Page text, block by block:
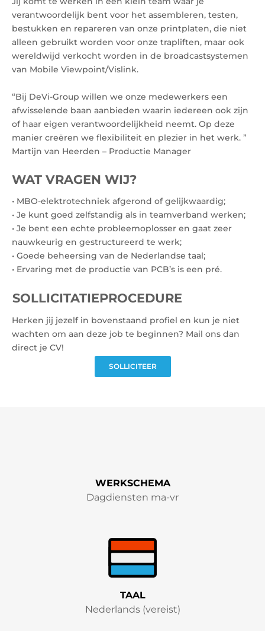
verantwoordelijk bent voor het assembleren, testen,
bestukken en repareren van onze printplaten, die niet
alleen gebruikt worden voor onze trapliften, maar ook
wereldwijd verkocht worden in de broadcastsystemen
van Mobile Viewpoint/Vislink.
“Bij DeVi-Group willen we onze medewerkers een
afwisselende baan aanbieden waarin iedereen ook zijn
of haar eigen verantwoordelijkheid neemt. Op deze
manier creëren we flexibiliteit en plezier in het werk. ”
Martijn van Heerden – Productie Manager
WAT VRAGEN WIJ?
• MBO-elektrotechniek afgerond of gelijkwaardig;
• Je kunt goed zelfstandig als in teamverband werken;
• Je bent een echte probleemoplosser en gaat zeer
nauwkeurig en gestructureerd te werk;
• Goede beheersing van de Nederlandse taal;
• Ervaring met de productie van PCB’s is een pré.
SOLLICITATIEPROCEDURE
Herken jij jezelf in bovenstaand profiel en kun je niet
wachten om aan deze job te beginnen? Mail ons dan
direct je CV!
SOLLICITEER
WERKSCHEMA
Dagdiensten ma-vr
TAAL
Nederlands (vereist)